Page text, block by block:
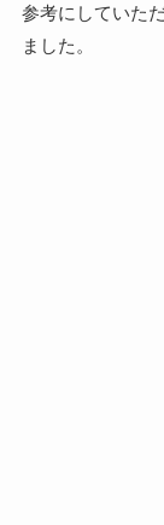
参考にしていた
ました。